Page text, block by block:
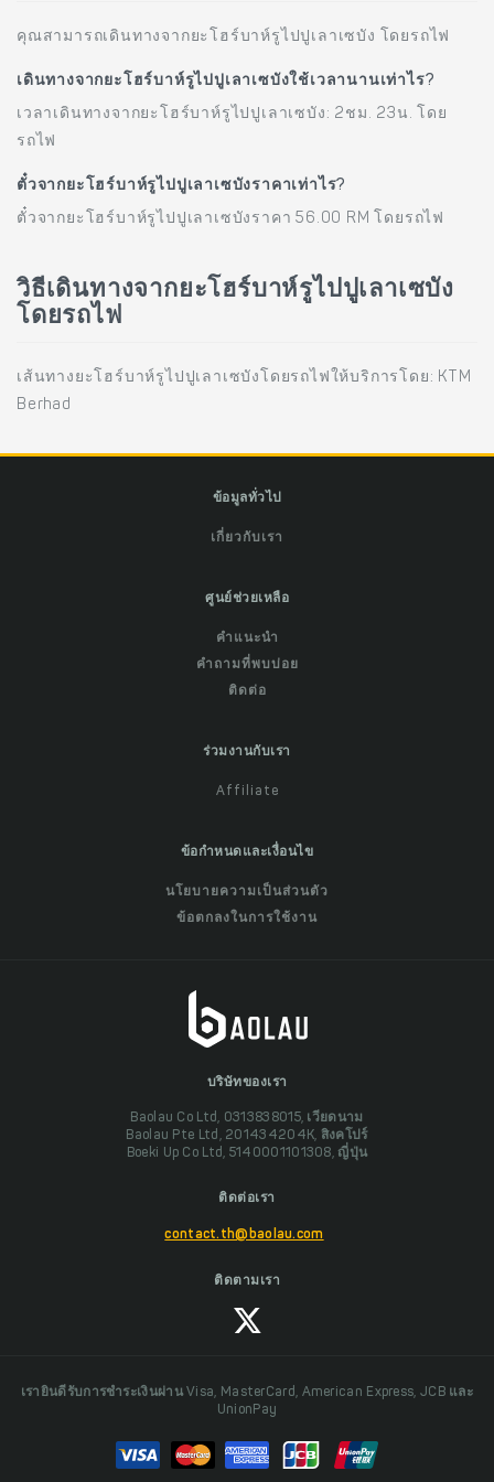
คุณสามารถเดินทางจากยะโฮร์บาห์รูไปปูเลาเซบัง โดยรถไฟ
เดินทางจากยะโฮร์บาห์รูไปปูเลาเซบังใช้เวลานานเท่าไร?
เวลาเดินทางจากยะโฮร์บาห์รูไปปูเลาเซบัง: 2ชม. 23น. โดย
รถไฟ
ตั๋วจากยะโฮร์บาห์รูไปปูเลาเซบังราคาเท่าไร?
ตั๋วจากยะโฮร์บาห์รูไปปูเลาเซบังราคา 56.00 RM โดยรถไฟ
วิธีเดินทางจากยะโฮร์บาห์รูไปปูเลาเซบัง
โดยรถไฟ
เส้นทางยะโฮร์บาห์รูไปปูเลาเซบังโดยรถไฟให้บริการโดย: KTM
Berhad
ข้อมูลทั่วไป
เกี่ยวกับเรา
ศูนย์ช่วยเหลือ
คำแนะนำ
คำถามที่พบบ่อย
ติดต่อ
ร่วมงานกับเรา
Affiliate
ข้อกำหนดและเงื่อนไข
นโยบายความเป็นส่วนตัว
ข้อตกลงในการใช้งาน
บริษัทของเรา
Baolau Co Ltd, 0313838015, เวียดนาม
Baolau Pte Ltd, 201434204K, สิงคโปร์
Boeki Up Co Ltd, 5140001101308, ญี่ปุ่น
ติดต่อเรา
contact.th@baolau.com
ติดตามเรา
เรายินดีรับการชำระเงินผ่าน Visa, MasterCard, American Express, JCB และ
UnionPay